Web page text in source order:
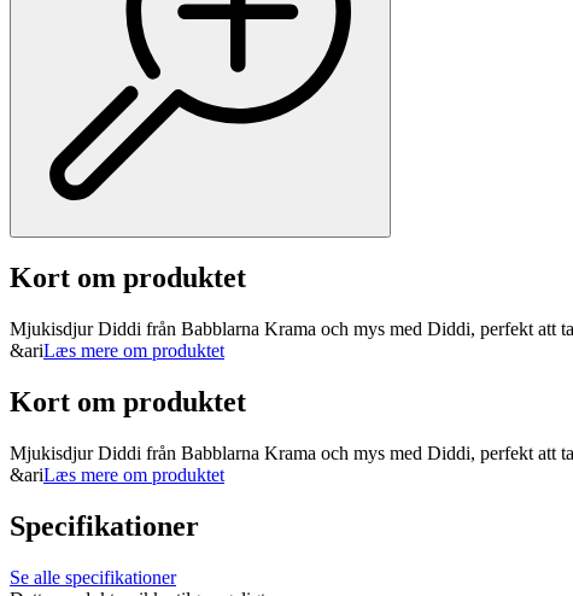
Kort om produktet
Mjukisdjur Diddi från Babblarna Krama och mys med Diddi, perfekt att
&ariLæs mere om produktet
Kort om produktet
Mjukisdjur Diddi från Babblarna Krama och mys med Diddi, perfekt att
&ariLæs mere om produktet
Specifikationer
Se alle specifikationer